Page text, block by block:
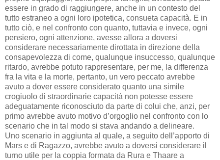
essere in grado di raggiungere, anche in un contesto del
tutto estraneo a ogni loro ipotetica, consueta capacità. E in
tutto ciò, e nel confronto con quanto, tuttavia e invece, ogni
pensiero, ogni attenzione, avesse allora a doversi
considerare necessariamente dirottata in direzione della
consapevolezza di come, qualunque insuccesso, qualunque
ritardo, avrebbe potuto rappresentare, per me, la differenza
fra la vita e la morte, pertanto, un vero peccato avrebbe
avuto a dover essere considerato quanto una simile
crogiuolo di straordinarie capacità non potesse essere
adeguatamente riconosciuto da parte di colui che, anzi, per
primo avrebbe avuto motivo d’orgoglio nel confronto con lo
scenario che in tal modo si stava andando a delineare.
Uno scenario in aggiunta al quale, a seguito dell’apporto di
Mars e di Ragazzo, avrebbe avuto a doversi considerare il
turno utile per la coppia formata da Rura e Thaare a